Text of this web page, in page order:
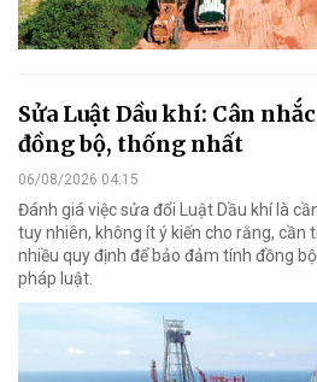
Sửa Luật Dầu khí: Cân
đồng bộ, thống nhất
06/08/2026 04:15
Đánh giá việc sửa đổi Luật Dầu khí là
tuy nhiên, không ít ý kiến cho rằng, cần
nhiều quy định để bảo đảm tính đồng
pháp luật.